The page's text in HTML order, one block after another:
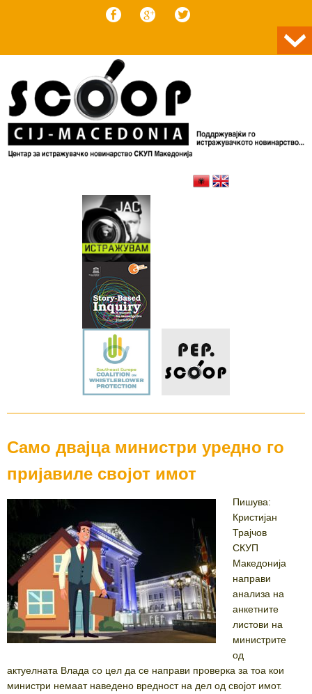
Само двајца министри уредно го
пријавиле својот имот
Пишува:
Кристијан
Трајчов
СКУП
Македонија
направи
анализа на
анкетните
листови на
министрите
од
актуелната Влада со цел да се направи проверка за тоа кои
министри немаат наведено вредност на дел од својот имот.